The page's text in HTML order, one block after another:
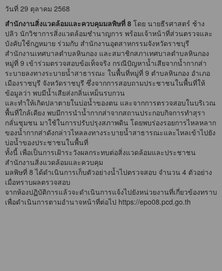
วันที่ 29 ตุลาคม 2568
สำนักงานสิ่งแวดล้อมและควบคุมมลพิษที่ 8 โดย นายธีรศาสตร์ ช้าง
ปลิว นักวิชาการสิ่งแวดล้อมชำนาญการ พร้อมเจ้าหน้าที่ส่วนตรวจและ
บังคับใช้กฎหมาย ร่วมกับ สำนักงานอุตสาหกรรมจังหวัดราชบุรี
สำนักงานเทศบาลตำบลหินกอง และสมาชิกสภาเทศบาลตำบลหินกอง
หมู่ที่ 9 เข้าร่วมตรวจสอบข้อเท็จจริง กรณีปัญหาน้ำเสียจากน้ำกากส่า
ระบายลงทางระบายน้ำสาธารณะ ในพื้นที่หมู่ที่ 9 ตำบลหินกอง อำเภอ
เมืองราชบุรี จังหวัดราชบุรี ซึ่งจากการสอบถามประชาชนในพื้นที่ให้
ข้อมูลว่า พบมีน้ำเสียส่งกลิ่นเหม็นรบกวน
และทำให้เกิดปลาตายในบ่อน้ำของตน และจากการตรวจสอบในบริเวณ
พื้นที่ใกล้เคียง พบมีการนำน้ำกากส่าจากสถานประกอบกิจการทำสุรา
กลั่นชุมชน มาใช้ในการปรับปรุงสภาพดิน โดยพบร่องรอยการไหลหลาก
ของน้ำกากส่าดังกล่าวไหลลงทางระบายน้ำสาธารณะและไหลเข้าไปยัง
บ่อน้ำของประชาชนในพื้นที่
ทั้งนี้ เพื่อเป็นการเฝ้าระวังผลกระทบต่อสิ่งแวดล้อมและประชาชน
สำนักงานสิ่งแวดล้อมและควบคุม
มลพิษที่ 8 ได้ดำเนินการเก็บตัวอย่างน้ำไปตรวจสอบ จำนวน 4 ตัวอย่าง
เมื่อทราบผลตรวจสอบ
จากห้องปฏิบัติการแล้วจะดำเนินการแจ้งไปยังหน่วยงานที่เกี่ยวข้องทราบ
เพื่อดำเนินการตามอำนาจหน้าที่ต่อไป https://epo08.pcd.go.th